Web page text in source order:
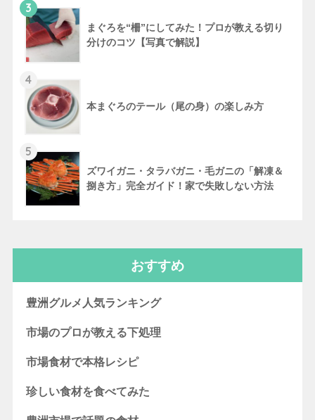
3
まぐろを“柵”にしてみた！プロが教える切り
分けのコツ【写真で解説】
4
本まぐろのテール（尾の身）の楽しみ方
5
ズワイガニ・タラバガニ・毛ガニの「解凍＆
捌き方」完全ガイド！家で失敗しない方法
おすすめ
豊洲グルメ人気ランキング
市場のプロが教える下処理
市場食材で本格レシピ
珍しい食材を食べてみた